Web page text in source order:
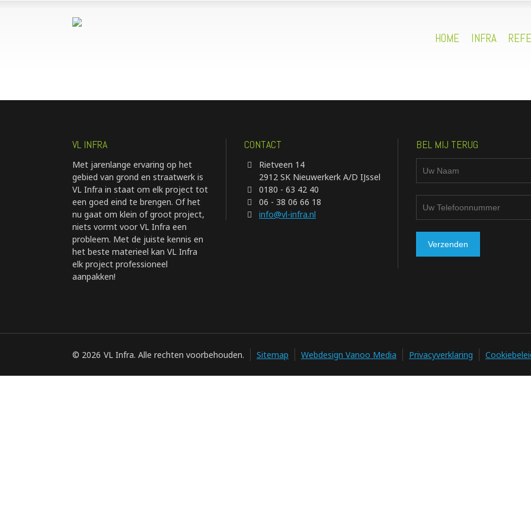
HOME INFRA
VL INFRA
Met jarenlange ervaring op het
gebied van grond en straatwerk is
VL Infra in staat om elk project tot
een goed eind te brengen. Of het
nu gaat om klein of groot project,
niets vormt voor VL Infra een
probleem. Met de juiste kennis en
het beste materieel kan VL Infra
elk project professioneel
aanpakken!
CONTACT
Rietveen 14
2912 SK Nieuwerkerk A/D IJssel
0180 - 63 42 40
06 - 38 06 66 18
info@vl-infra.nl
BEL MIJ TERUG
© 2026 VL Infra. Alle rechten voorbehouden. Sitemap Webdesign Vanoo Media Privacyverklaring